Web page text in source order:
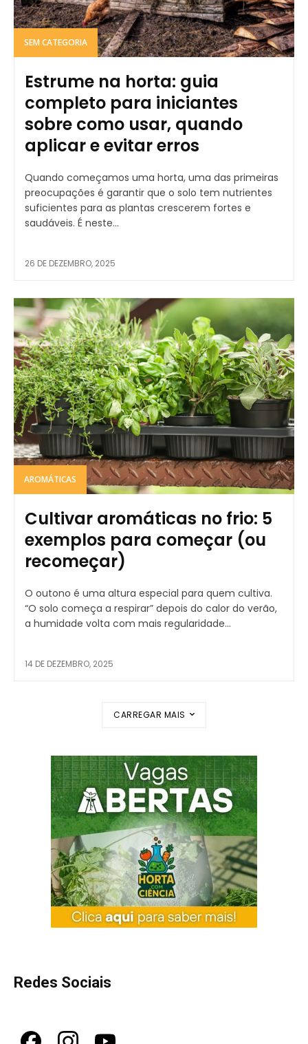
SEM CATEGORIA
Estrume na horta: guia
completo para iniciantes
sobre como usar, quando
aplicar e evitar erros
Quando começamos uma horta, uma das primeiras
preocupações é garantir que o solo tem nutrientes
suficientes para as plantas crescerem fortes e
saudáveis. É neste...
26 DE DEZEMBRO, 2025
AROMÁTICAS
Cultivar aromáticas no frio: 5
exemplos para começar (ou
recomeçar)
O outono é uma altura especial para quem cultiva.
“O solo começa a respirar” depois do calor do verão,
a humidade volta com mais regularidade...
14 DE DEZEMBRO, 2025
CARREGAR MAIS
Redes Sociais